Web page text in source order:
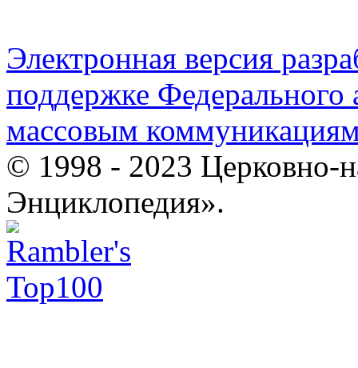
Электронная версия
поддержке Федерального
массовым
© 1998 - 2023 Церковно-
Энциклопедия».